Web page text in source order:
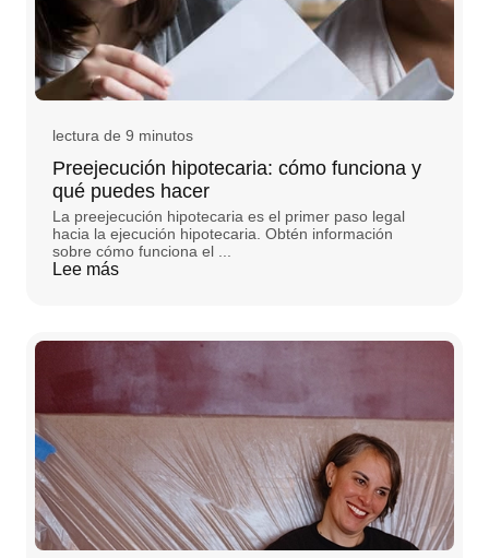
lectura de 9 minutos
Preejecución hipotecaria: cómo funciona y
qué puedes hacer
La preejecución hipotecaria es el primer paso legal
hacia la ejecución hipotecaria. Obtén información
sobre cómo funciona el ...
Lee más